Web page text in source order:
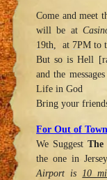
Come and meet
will be at
19th , at 7PMto
But so is Hell
and the
Life in God
Bring your
For Out of
We Suggest
the one in
Airport is
10